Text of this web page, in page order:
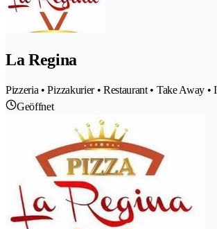
La Regina
Pizzeria • Pizzakurier • Restaurant • Take Away •
Geöffnet